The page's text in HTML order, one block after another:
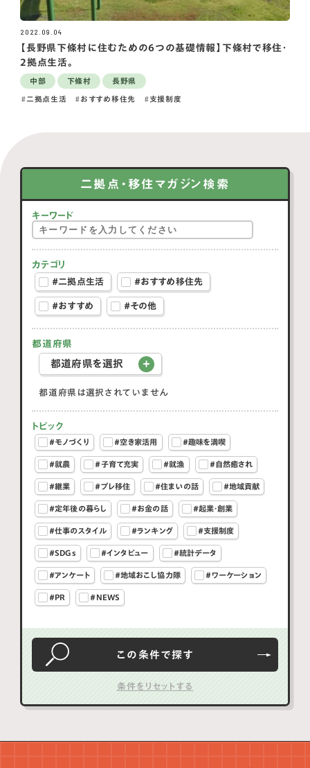
2022.09.04
【長野県下條村に住むための6つの基礎情報】下條村で移住・
2拠点生活。
中部 下條村 長野県
二拠点生活 おすすめ移住先 支援制度
二拠点・移住マガジン検索
キーワード
カテゴリ
#二拠点生活
#おすすめ移住先
#おすすめ #その他
都道府県
都道府県を選択
都道府県は選択されていません
トピック
#モノづくり #空き家活用 #趣味を満喫
#就農 #子育て充実 #就漁 #自然癒され
#継業 #プレ移住 #住まいの話 #地域貢献
#定年後の暮らし #お金の話 #起業・創業
#仕事のスタイル #ランキング #支援制度
#SDGs #インタビュー #統計データ
#アンケート #地域おこし協力隊 #ワーケーション
#PR #NEWS
この条件で探す